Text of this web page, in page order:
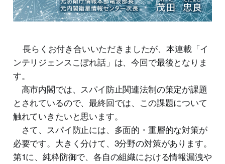
長らくお付き合いいただきましたが、本連載「イ
ンテリジェンスこぼれ話」は、今回で最後となりま
す。
高市内閣では、スパイ防止関連法制の策定が課題
とされているので、最終回では、この課題について
触れていきたいと思います。
さて、スパイ防止には、多面的・重層的な対策が
必要です。大きく分けて、3分野の対策があります。
第1に、純粋防御で、各自の組織における情報漏洩や